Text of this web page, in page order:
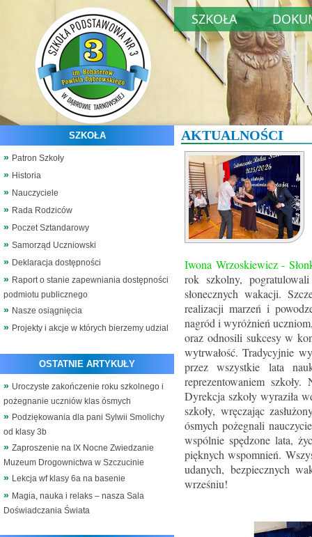
SZKOŁA
SZKOŁA
Patron Szkoły
Historia
Nauczyciele
Rada Rodziców
Poczet Sztandarowy
Samorząd Uczniowski
Deklaracja dostępności
Raport o stanie zapewniania dostępności
podmiotu publicznego
Nasze osiągnięcia
Projekty i akcje w których bierzemy udzial
OSTATNIE ARTYKUŁY
Uroczyste zakończenie roku szkolnego i
pożegnanie uczniów klas ósmych
Podziękowania dla pani Sylwii Smolichy
od klasy 3b
Zaproszenie na IX Nocne Zwiedzanie
Muzeum Drogownictwa w Szczucinie
Lekcja wf klasy 6a na basenie
Magia, nauka i relaks – nasza Sala
Doświadczania Świata
AKTUALNOŚCI
Iwona Wrzoskiewicz -
rok szkolny,
słonecznych wakacji.
realizacji marzeń i
nagród i wyróżnień
oraz odnosili sukcesy w
wytrwałość. Tradycyjnie
przez wszystkie lata
reprezentowaniem
Dyrekcja szkoły wyraziła
szkoły, wręczając
ósmych pożegnali
wspólnie spędzone lata,
pięknych wspomnień.
udanych, bezpiecznych
wrześniu!